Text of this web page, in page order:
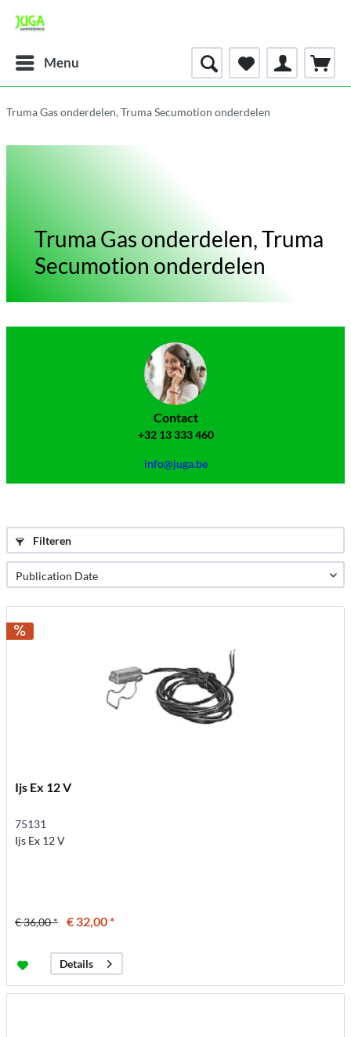
Menu
Truma Gas onderdelen, Truma Secumotion onderdelen
Truma Gas onderdelen, Truma
Secumotion onderdelen
Contact
+32 13 333 460
info@juga.be
Filteren
Ijs Ex 12 V
75131
Ijs Ex 12 V
€ 36,00 * € 32,00 *
Details